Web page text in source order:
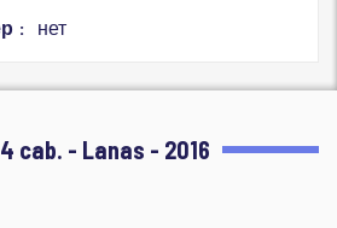
нет
cab. - Lanas - 2016